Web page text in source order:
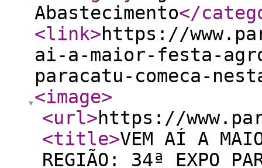
Abastecimento</
<link>https://
ai-a-maior-festa-
paracatu-comeca-
<image>
<url>https://
<title>VEM AÍ A
REGIÃO: 34ª EXPO